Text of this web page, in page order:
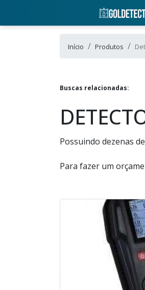
Início Produtos
Buscas relacionadas:
Possuindo dezenas
Para fazer um